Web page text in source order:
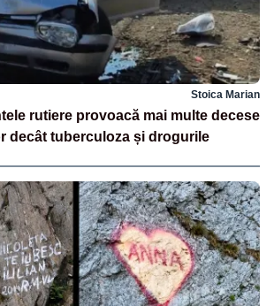
Stoica Marian
rutiere provoacă mai multe decese
decât tuberculoza și drogurile